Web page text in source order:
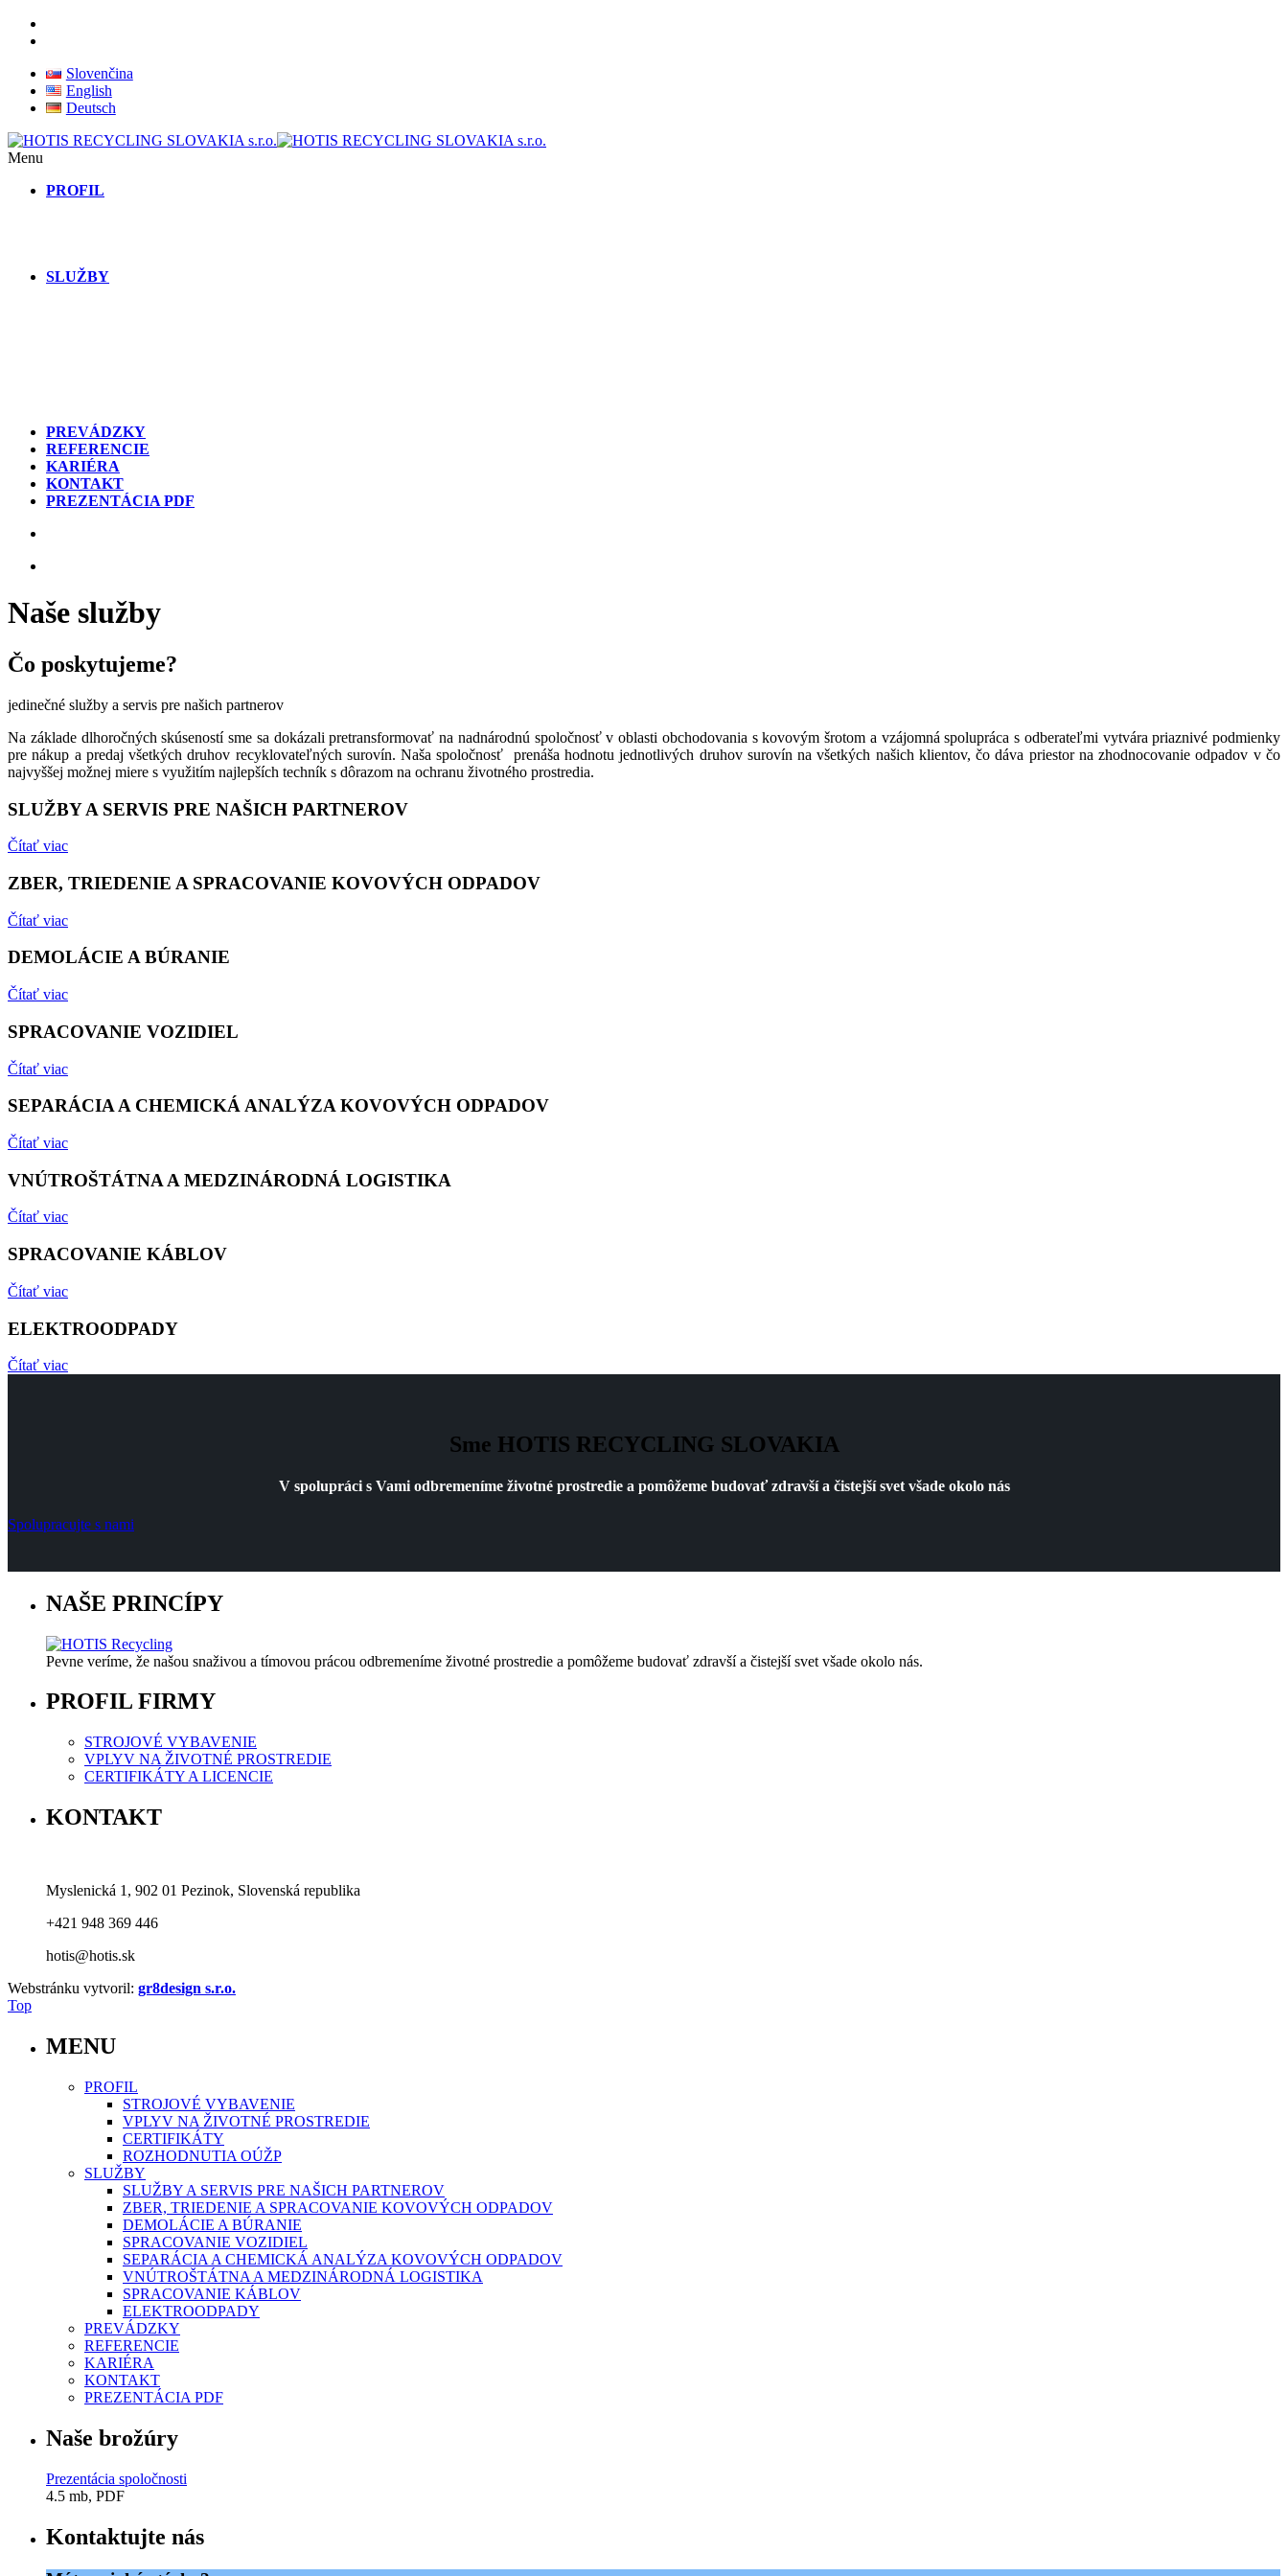
Slovenčina
English
Deutsch
Menu
PROFIL
SLUŽBY
PREVÁDZKY
REFERENCIE
KARIÉRA
KONTAKT
PREZENTÁCIA PDF
Naše služby
Čo poskytujeme?
jedinečné služby a servis pre našich partnerov
Na základe dlhoročných skúseností sme sa dokázali pretransformovať na nadnárodnú spoločnosť v oblasti obchodovania s kovovým šrotom a vzájomná spolupráca s odberateľmi vytvára priaznivé podmienky
pre nákup a predaj všetkých druhov recyklovateľných surovín. Naša spoločnosť prenáša hodnotu jednotlivých druhov surovín na všetkých našich klientov, čo dáva priestor na zhodnocovanie odpadov v čo
najvyššej možnej miere s využitím najlepších techník s dôrazom na ochranu životného prostredia.
SLUŽBY A SERVIS PRE NAŠICH PARTNEROV
Čítať viac
ZBER, TRIEDENIE A SPRACOVANIE KOVOVÝCH ODPADOV
Čítať viac
DEMOLÁCIE A BÚRANIE
Čítať viac
SPRACOVANIE VOZIDIEL
Čítať viac
SEPARÁCIA A CHEMICKÁ ANALÝZA KOVOVÝCH ODPADOV
Čítať viac
VNÚTROŠTÁTNA A MEDZINÁRODNÁ LOGISTIKA
Čítať viac
SPRACOVANIE KÁBLOV
Čítať viac
ELEKTROODPADY
Čítať viac
Sme HOTIS RECYCLING SLOVAKIA
V spolupráci s Vami odbremeníme životné prostredie a pomôžeme budovať zdravší a čistejší svet všade okolo nás
Spolupracujte s nami
NAŠE PRINCÍPY
Pevne veríme, že našou snaživou a tímovou prácou odbremeníme životné prostredie a pomôžeme budovať zdravší a čistejší svet všade okolo nás.
PROFIL FIRMY
STROJOVÉ VYBAVENIE
VPLYV NA ŽIVOTNÉ PROSTREDIE
CERTIFIKÁTY A LICENCIE
KONTAKT
Myslenická 1, 902 01 Pezinok, Slovenská republika
+421 948 369 446
hotis@hotis.sk
Webstránku vytvoril: gr8design s.r.o.
Top
MENU
PROFIL
STROJOVÉ VYBAVENIE
VPLYV NA ŽIVOTNÉ PROSTREDIE
CERTIFIKÁTY
ROZHODNUTIA OÚŽP
SLUŽBY
SLUŽBY A SERVIS PRE NAŠICH PARTNEROV
ZBER, TRIEDENIE A SPRACOVANIE KOVOVÝCH ODPADOV
DEMOLÁCIE A BÚRANIE
SPRACOVANIE VOZIDIEL
SEPARÁCIA A CHEMICKÁ ANALÝZA KOVOVÝCH ODPADOV
VNÚTROŠTÁTNA A MEDZINÁRODNÁ LOGISTIKA
SPRACOVANIE KÁBLOV
ELEKTROODPADY
PREVÁDZKY
REFERENCIE
KARIÉRA
KONTAKT
PREZENTÁCIA PDF
Naše brožúry
Prezentácia spoločnosti
4.5 mb, PDF
Kontaktujte nás